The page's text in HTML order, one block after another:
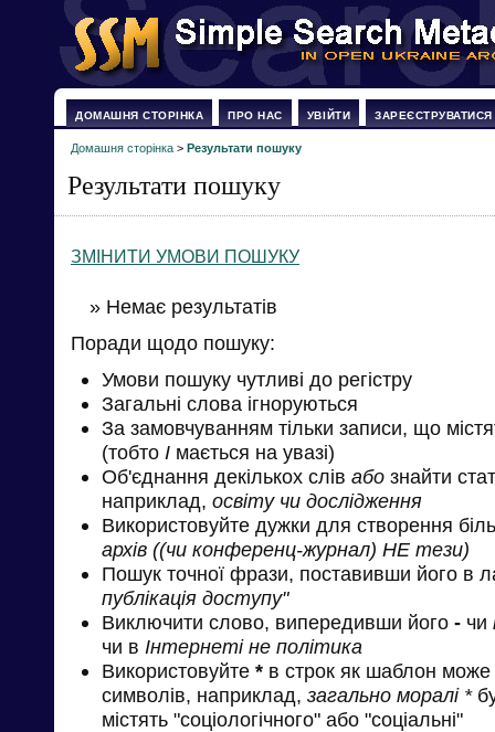
ДОМАШНЯ СТОРІНКА ПРО НАС УВІЙТИ ЗАРЕЄСТРУВАТИСЯ
Домашня сторінка > Результати пошуку
Результати пошуку
ЗМІНИТИ УМОВИ ПОШУКУ
» Немає результатів
Поради щодо пошуку:
Умови пошуку чутливі до регістру
Загальні слова ігноруються
За замовчуванням тільки записи, що
(тобто І мається на увазі)
Об'єднання декількох слів або знайти
наприклад, освіту чи дослідження
Використовуйте дужки для створення
архів ((чи конференц-журнал) НЕ тези)
Пошук точної фрази, поставивши його в
публікація доступу"
Виключити слово, випередивши його - чи
чи в Інтернеті не політика
Використовуйте * в строк як шаблон може
символів, наприклад, загально моралі *
містять "соціологічного" або "соціальні"